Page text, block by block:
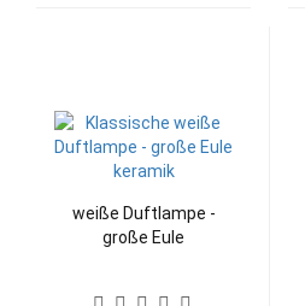
weiße Duftlampe -
große Eule